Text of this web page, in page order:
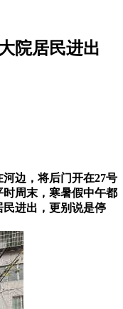
院居民进出
边，将后门开在27号
周末，寒暑假中午都
进出，更别说是停